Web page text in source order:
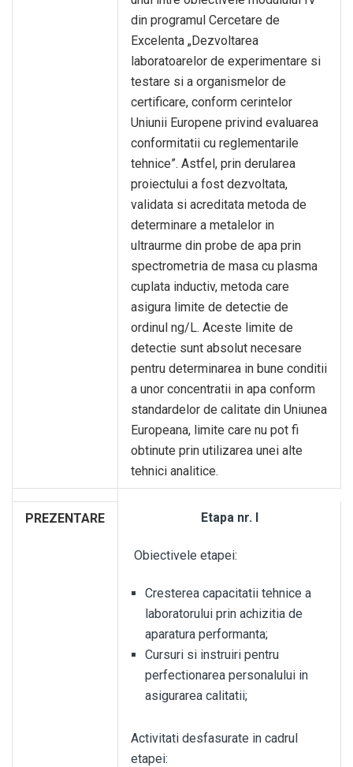
din programul Cercetare de
Excelenta „Dezvoltarea
laboratoarelor de experimentare si
testare si a organismelor de
certificare, conform cerintelor
Uniunii Europene privind evaluarea
conformitatii cu reglementarile
tehnice”. Astfel, prin derularea
proiectului a fost dezvoltata,
validata si acreditata metoda de
determinare a metalelor in
ultraurme din probe de apa prin
spectrometria de masa cu plasma
cuplata inductiv, metoda care
asigura limite de detectie de
ordinul ng/L. Aceste limite de
detectie sunt absolut necesare
pentru determinarea in bune conditii
a unor concentratii in apa conform
standardelor de calitate din Uniunea
Europeana, limite care nu pot fi
obtinute prin utilizarea unei alte
tehnici analitice.
PREZENTARE Etapa nr. I
Obiectivele etapei:
Cresterea capacitatii tehnice a
laboratorului prin achizitia de
aparatura performanta;
Cursuri si instruiri pentru
perfectionarea personalului in
asigurarea calitatii;
Activitati desfasurate in cadrul
etapei: